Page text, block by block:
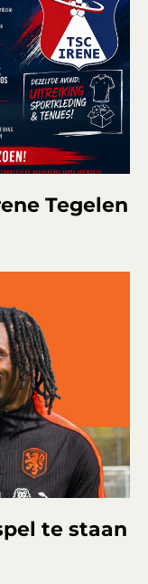
Tegelen
te staan